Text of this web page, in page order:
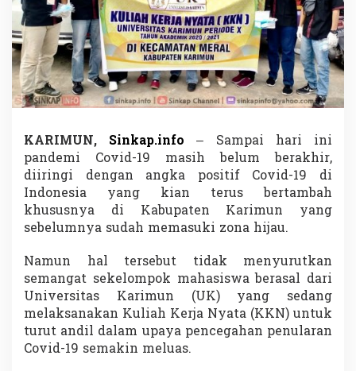
a
m
U
p
a
y
a
P
n
e
g
h
n
e
n
u
l
a
r
KARIMUN, Sinkap.info – Sampai hari ini
pandemi Covid-19 masih belum berakhir,
diiringi dengan angka positif Covid-19 di
Indonesia yang kian terus bertambah
khususnya di Kabupaten Karimun yang
sebelumnya sudah memasuki zona hijau.
Namun hal tersebut tidak menyurutkan
semangat sekelompok mahasiswa berasal dari
Universitas Karimun (UK) yang sedang
melaksanakan Kuliah Kerja Nyata (KKN) untuk
turut andil dalam upaya pencegahan penularan
Covid-19 semakin meluas.